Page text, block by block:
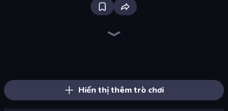
Hiển thị thêm trò chơi